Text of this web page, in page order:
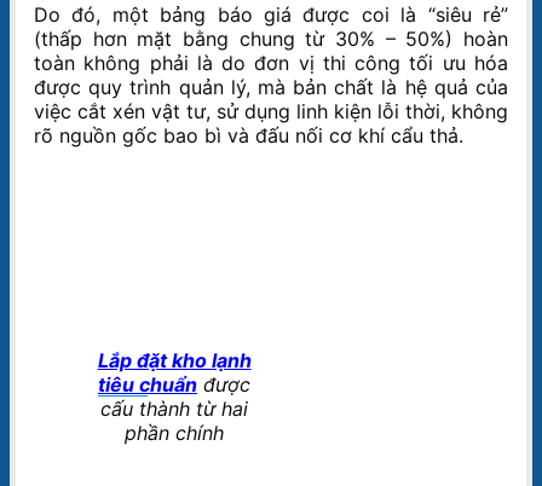
Do đó, một bảng báo giá được coi là “siêu rẻ”
(thấp hơn mặt bằng chung từ 30% – 50%) hoàn
toàn không phải là do đơn vị thi công tối ưu hóa
được quy trình quản lý, mà bản chất là hệ quả của
việc cắt xén vật tư, sử dụng linh kiện lỗi thời, không
rõ nguồn gốc bao bì và đấu nối cơ khí cẩu thả.
Lắp đặt kho lạnh
tiêu chuẩn được
cấu thành từ hai
phần chính